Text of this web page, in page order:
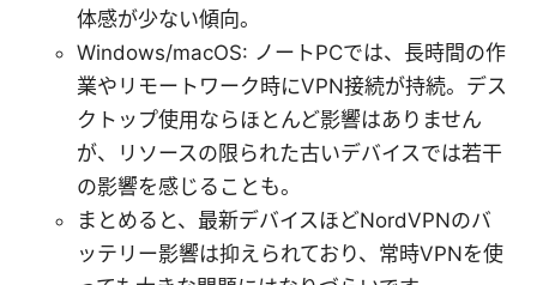
体感が少ない傾向。
Windows/macOS: ノートPCでは、長時間の作
業やリモートワーク時にVPN接続が持続。デス
クトップ使用ならほとんど影響はありません
が、リソースの限られた古いデバイスでは若干
の影響を感じることも。
まとめると、最新デバイスほどNordVPNのバ
ッテリー影響は抑えられており、常時VPNを使